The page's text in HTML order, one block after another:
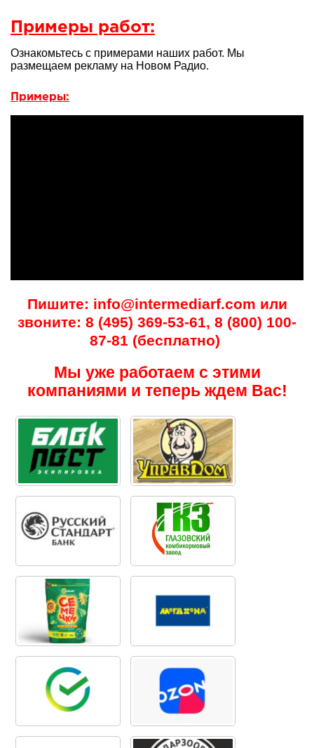
Примеры работ:
Ознакомьтесь с примерами наших работ. Мы
размещаем рекламу на Новом Радио.
Примеры:
Пишите: info@intermediarf.com или
звоните: 8 (495) 369-53-61, 8 (800) 100-
87-81 (бесплатно)
Мы уже работаем с этими
компаниями и теперь ждем Вас!